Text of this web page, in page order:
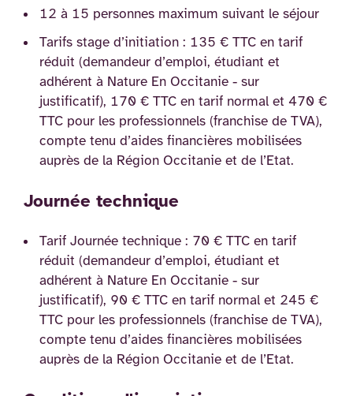
12 à 15 personnes maximum suivant le séjour
Tarifs stage d’initiation : 135 € TTC en tarif
réduit (demandeur d’emploi, étudiant et
adhérent à Nature En Occitanie - sur
justificatif), 170 € TTC en tarif normal et 470 €
TTC pour les professionnels (franchise de TVA),
compte tenu d’aides financières mobilisées
auprès de la Région Occitanie et de l’Etat.
Journée technique
Tarif Journée technique : 70 € TTC en tarif
réduit (demandeur d’emploi, étudiant et
adhérent à Nature En Occitanie - sur
justificatif), 90 € TTC en tarif normal et 245 €
TTC pour les professionnels (franchise de TVA),
compte tenu d’aides financières mobilisées
auprès de la Région Occitanie et de l’Etat.